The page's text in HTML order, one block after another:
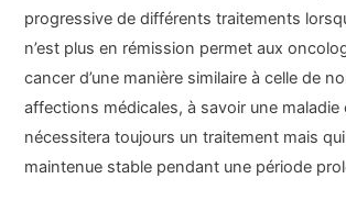
progressive de différents traitements
n’est plus en rémission permet aux
cancer d’une manière similaire à celle de
affections médicales, à savoir une maladie
nécessitera toujours un traitement mais
maintenue stable pendant une période